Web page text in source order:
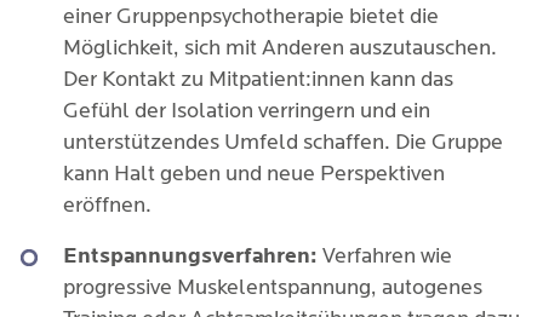
einer Gruppenpsychotherapie bietet die
Möglichkeit, sich mit Anderen auszutauschen.
Der Kontakt zu Mitpatient:innen kann das
Gefühl der Isolation verringern und ein
unterstützendes Umfeld schaffen. Die Gruppe
kann Halt geben und neue Perspektiven
eröffnen.
Entspannungsverfahren: Verfahren wie
progressive Muskelentspannung, autogenes